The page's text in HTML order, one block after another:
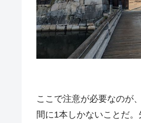
ここで注意が必要なのが
間に1本しかないことだ